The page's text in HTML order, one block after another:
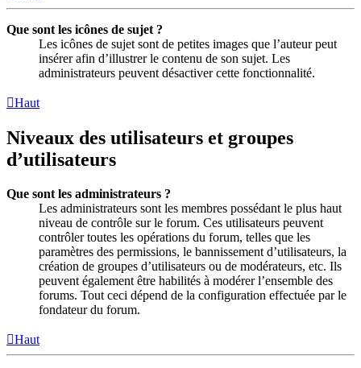
Que sont les icônes de sujet ?
Les icônes de sujet sont de petites images que l’auteur peut
insérer afin d’illustrer le contenu de son sujet. Les
administrateurs peuvent désactiver cette fonctionnalité.
Haut
Niveaux des utilisateurs et groupes
d’utilisateurs
Que sont les administrateurs ?
Les administrateurs sont les membres possédant le plus haut
niveau de contrôle sur le forum. Ces utilisateurs peuvent
contrôler toutes les opérations du forum, telles que les
paramètres des permissions, le bannissement d’utilisateurs, la
création de groupes d’utilisateurs ou de modérateurs, etc. Ils
peuvent également être habilités à modérer l’ensemble des
forums. Tout ceci dépend de la configuration effectuée par le
fondateur du forum.
Haut